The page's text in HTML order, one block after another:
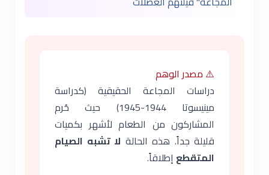
⚠️ مصدر الوهم
دراسات المجاعة الحقيقية (كدراسة
مينيسوتا 1944-1945) حيث حُرم
المشاركون من الطعام لأشهر بكميات
قليلة جداً. هذه الحالة لا تشبه الصيام
المتقطع إطلاقاً.